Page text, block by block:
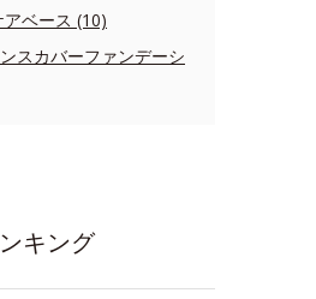
ベース (10)
スカバーファンデーシ
キング